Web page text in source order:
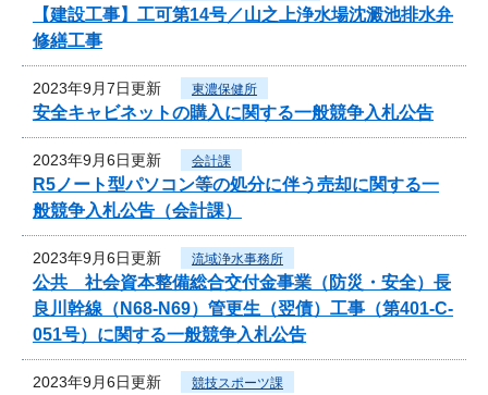
【建設工事】工可第14号／山之上浄水場沈澱池排水弁
修繕工事
2023年9月7日更新 東濃保健所
安全キャビネットの購入に関する一般競争入札公告
2023年9月6日更新 会計課
R5ノート型パソコン等の処分に伴う売却に関する一
般競争入札公告（会計課）
2023年9月6日更新 流域浄水事務所
公共 社会資本整備総合交付金事業（防災・安全）長
良川幹線（N68-N69）管更生（翌債）工事（第401-C-
051号）に関する一般競争入札公告
2023年9月6日更新 競技スポーツ課